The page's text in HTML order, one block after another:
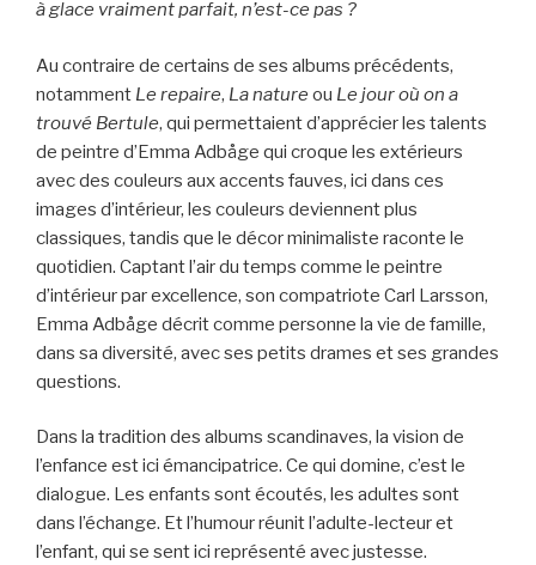
à glace vraiment parfait, n’est-ce pas ?
Au contraire de certains de ses albums précédents,
notamment Le repaire, La nature ou Le jour où on a
trouvé Bertule, qui permettaient d’apprécier les talents
de peintre d’Emma Adbåge qui croque les extérieurs
avec des couleurs aux accents fauves, ici dans ces
images d’intérieur, les couleurs deviennent plus
classiques, tandis que le décor minimaliste raconte le
quotidien. Captant l’air du temps comme le peintre
d’intérieur par excellence, son compatriote Carl Larsson,
Emma Adbåge décrit comme personne la vie de famille,
dans sa diversité, avec ses petits drames et ses grandes
questions.
Dans la tradition des albums scandinaves, la vision de
l’enfance est ici émancipatrice. Ce qui domine, c’est le
dialogue. Les enfants sont écoutés, les adultes sont
dans l’échange. Et l’humour réunit l’adulte-lecteur et
l’enfant, qui se sent ici représenté avec justesse.